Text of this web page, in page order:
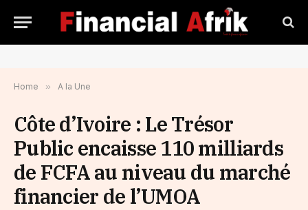
Home » A la Une
Côte d’Ivoire : Le Trésor
Public encaisse 110 milliards
de FCFA au niveau du marché
financier de l’UMOA